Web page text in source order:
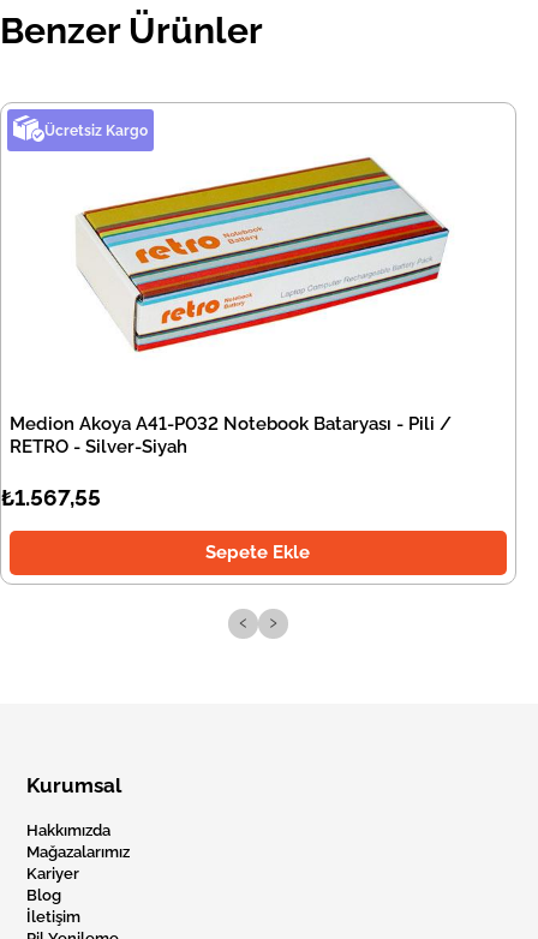
Benzer Ürünler
Ücretsiz Kargo
Medion Akoya A41-P032 Notebook Bataryası - Pili /
RETRO - Silver-Siyah
₺1.567,55
Sepete Ekle
‹ ›
Kurumsal
Hakkımızda
Mağazalarımız
Kariyer
Blog
İletişim